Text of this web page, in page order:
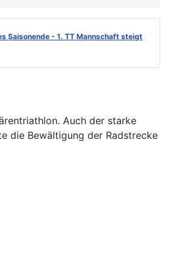
Saisonende - 1. TT Mannschaft steigt
Auch der starke
die Bewältigung der Radstrecke